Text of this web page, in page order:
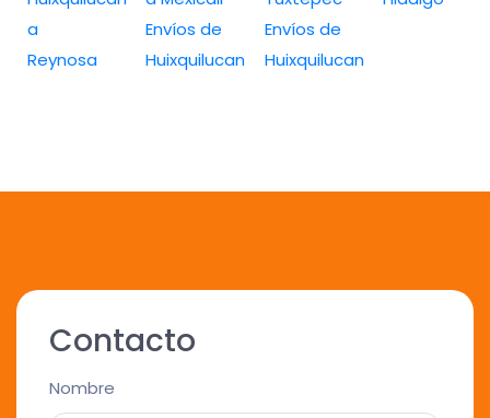
a
Reynosa
Envíos de
Huixquilucan
Envíos de
Huixquilucan
Contacto
Nombre